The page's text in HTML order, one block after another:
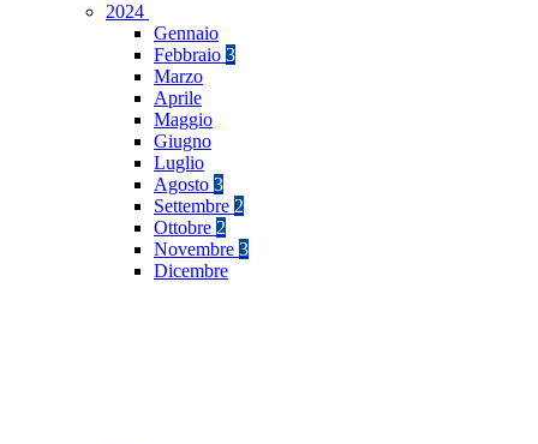
2024
Gennaio
Febbraio 3
Marzo
Aprile
Maggio
Giugno
Luglio
Agosto 3
Settembre 2
Ottobre 2
Novembre 3
Dicembre